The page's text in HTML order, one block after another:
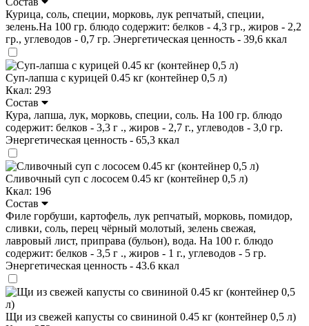
Курица, соль, специи, морковь, лук репчатый, специи,
зелень.На 100 гр. блюдо содержит: белков - 4,3 гр., жиров - 2,2
гр., углеводов - 0,7 гр. Энергетическая ценность - 39,6 ккал
Суп-лапша с курицей 0.45 кг (контейнер 0,5 л)
Ккал: 293
Состав
Кура, лапша, лук, морковь, специи, соль. На 100 гр. блюдо
содержит: белков - 3,3 г ., жиров - 2,7 г., углеводов - 3,0 гр.
Энергетическая ценность - 65,3 ккал
Сливочный суп с лососем 0.45 кг (контейнер 0,5 л)
Ккал: 196
Состав
Филе горбуши, картофель, лук репчатый, морковь, помидор,
сливки, соль, перец чёрный молотый, зелень свежая,
лавровый лист, приправа (бульон), вода. На 100 г. блюдо
содержит: белков - 3,5 г ., жиров - 1 г., углеводов - 5 гр.
Энергетическая ценность - 43.6 ккал
Щи из свежей капусты со свининой 0.45 кг (контейнер 0,5 л)